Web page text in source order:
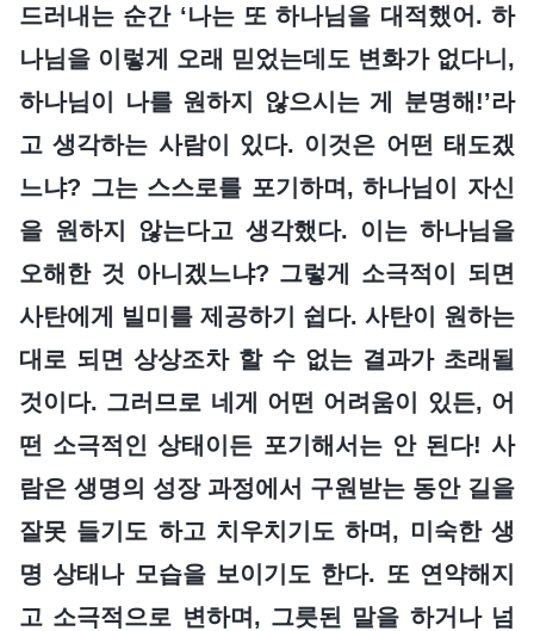
드러내는 순간 ‘나는 또 하나님을 대적했어. 하
나님을 이렇게 오래 믿었는데도 변화가 없다니,
하나님이 나를 원하지 않으시는 게 분명해!’라
고 생각하는 사람이 있다. 이것은 어떤 태도겠
느냐? 그는 스스로를 포기하며, 하나님이 자신
을 원하지 않는다고 생각했다. 이는 하나님을
오해한 것 아니겠느냐? 그렇게 소극적이 되면
사탄에게 빌미를 제공하기 쉽다. 사탄이 원하는
대로 되면 상상조차 할 수 없는 결과가 초래될
것이다. 그러므로 네게 어떤 어려움이 있든, 어
떤 소극적인 상태이든 포기해서는 안 된다! 사
람은 생명의 성장 과정에서 구원받는 동안 길을
잘못 들기도 하고 치우치기도 하며, 미숙한 생
명 상태나 모습을 보이기도 한다. 또 연약해지
고 소극적으로 변하며, 그릇된 말을 하거나 넘